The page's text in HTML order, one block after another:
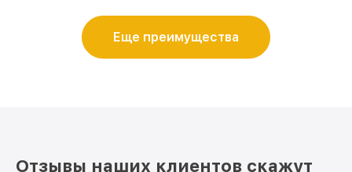
Еще преимущества
Отзывы наших клиентов скажут